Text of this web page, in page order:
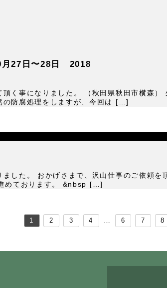
月27日〜28日 2018
く事になりました。 （秋田県秋田市横森
の防腐処理をしますが、今回は […]
した。 おかげさまで、沢山仕事のご依頼
めております。 &nbsp […]
1 2 3 4 … 6 7 8